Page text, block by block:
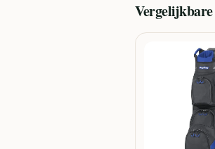
Vergelijkbare